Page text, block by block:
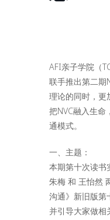
AFI亲子学院（
联手推出第二期
理论的同时，更
把NVC融入生命
通模式。
一、主题：
本期第十次读书
朱梅 和 王怡然
沟通》新旧版第
并引导大家做相